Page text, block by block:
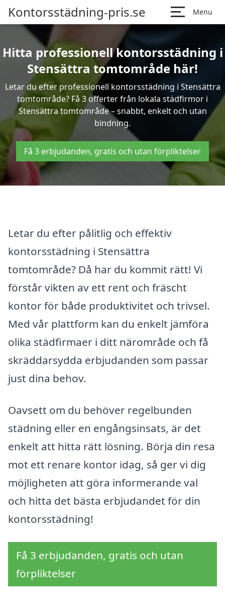
Kontorsstädning-pris.se Menu
Hitta professionell kontorsstädning i
Stensättra tomtområde här!
Letar du efter professionell kontorsstädning i Stensättra
tomtområde? Få 3 offerter från lokala städfirmor i
Stensättra tomtområde – snabbt, enkelt och utan
bindning.
Få 3 erbjudanden, gratis och utan förpliktelser
Letar du efter pålitlig och effektiv
kontorsstädning i Stensättra
tomtområde? Då har du kommit rätt! Vi
förstår vikten av ett rent och fräscht
kontor för både produktivitet och trivsel.
Med vår plattform kan du enkelt jämföra
olika städfirmaer i ditt närområde och få
skräddarsydda erbjudanden som passar
just dina behov.
Oavsett om du behöver regelbunden
städning eller en engångsinsats, är det
enkelt att hitta rätt lösning. Börja din resa
mot ett renare kontor idag, så ger vi dig
möjligheten att göra informerande val
och hitta det bästa erbjudandet för din
kontorsstädning!
Få 3 erbjudanden, gratis och utan
förpliktelser